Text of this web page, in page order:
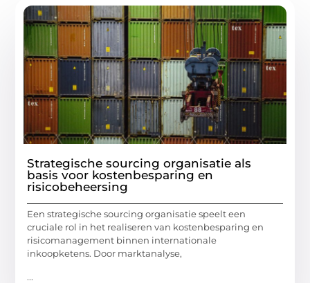
Strategische sourcing organisatie als
basis voor kostenbesparing en
risicobeheersing
Een strategische sourcing organisatie speelt een
cruciale rol in het realiseren van kostenbesparing en
risicomanagement binnen internationale
inkoopketens. Door marktanalyse,
...